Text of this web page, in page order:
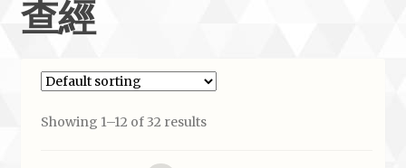
查經
Showing 1–12 of 32 results